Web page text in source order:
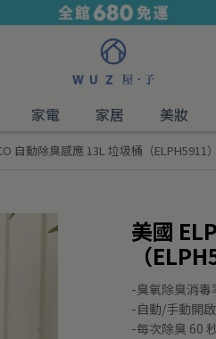
家電 家居 美妝
自動除臭感應 13L 垃圾桶（ELPH5911
美國
（
-臭氧除臭消毒
-自動/手動開
-每次除臭 60